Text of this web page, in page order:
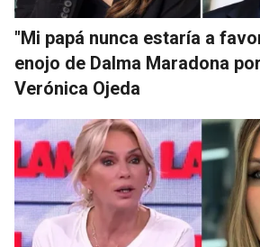
"Mi papá nunca estaría a
enojo de Dalma Maradona
Verónica Ojeda